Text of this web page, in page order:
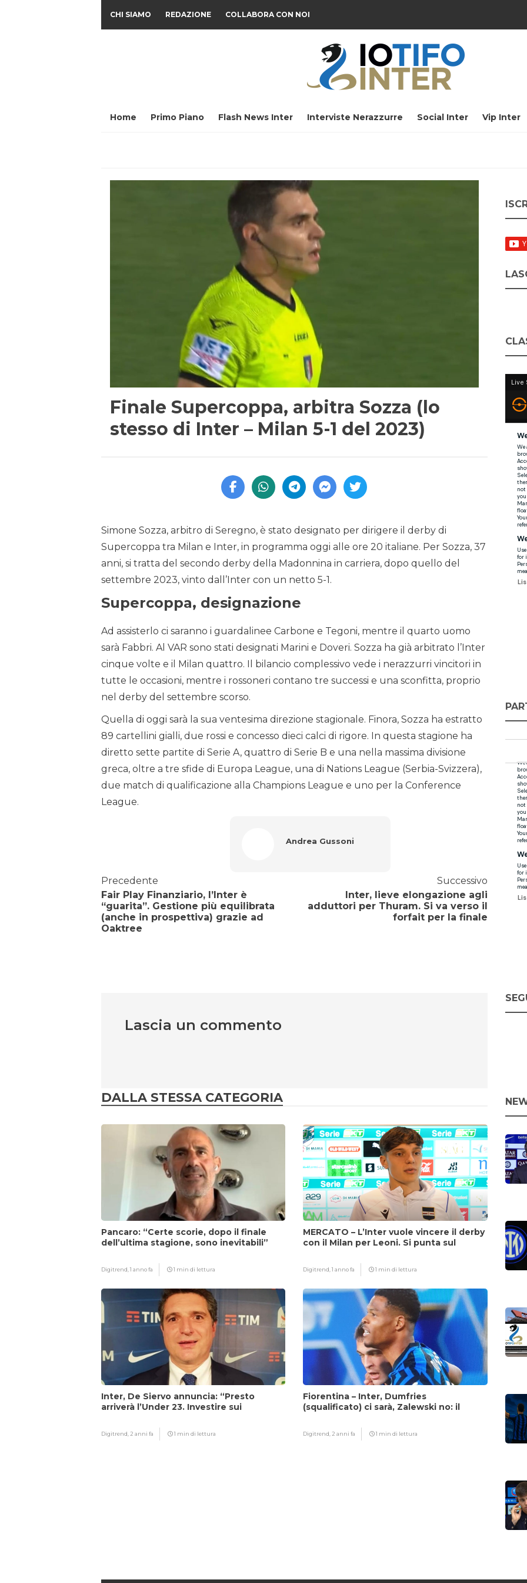
CHI SIAMO REDAZIONE COLLABORA CON NOI
Home Primo Piano Flash News Inter Interviste Nerazzurre Social Inter Vip Inter
Finale Supercoppa, arbitra Sozza (lo
stesso di Inter – Milan 5-1 del 2023)
Simone Sozza, arbitro di Seregno, è stato designato per dirigere il derby di
Supercoppa tra Milan e Inter, in programma oggi alle ore 20 italiane. Per Sozza, 37
anni, si tratta del secondo derby della Madonnina in carriera, dopo quello del
settembre 2023, vinto dall’Inter con un netto 5-1.
Supercoppa, designazione
Ad assisterlo ci saranno i guardalinee Carbone e Tegoni, mentre il quarto uomo
sarà Fabbri. Al VAR sono stati designati Marini e Doveri. Sozza ha già arbitrato l’Inter
cinque volte e il Milan quattro. Il bilancio complessivo vede i nerazzurri vincitori in
tutte le occasioni, mentre i rossoneri contano tre successi e una sconfitta, proprio
nel derby del settembre scorso.
Quella di oggi sarà la sua ventesima direzione stagionale. Finora, Sozza ha estratto
89 cartellini gialli, due rossi e concesso dieci calci di rigore. In questa stagione ha
diretto sette partite di Serie A, quattro di Serie B e una nella massima divisione
greca, oltre a tre sfide di Europa League, una di Nations League (Serbia-Svizzera),
due match di qualificazione alla Champions League e uno per la Conference
League.
Andrea Gussoni
Precedente
Fair Play Finanziario, l’Inter è
“guarita”. Gestione più equilibrata
(anche in prospettiva) grazie ad
Oaktree
Successivo
Inter, lieve elongazione agli
adduttori per Thuram. Si va verso il
forfait per la finale
Lascia un commento
DALLA STESSA CATEGORIA
Pancaro: “Certe scorie, dopo il finale
dell’ultima stagione, sono inevitabili”
Digitrend,1 anno fa 1 min di lettura
MERCATO – L’Inter vuole vincere il derby
con il Milan per Leoni. Si punta sul
Digitrend,1 anno fa 1 min di lettura
Inter, De Siervo annuncia: “Presto
arriverà l’Under 23. Investire sui
Digitrend,2 anni fa 1 min di lettura
Fiorentina – Inter, Dumfries
(squalificato) ci sarà, Zalewski no: il
Digitrend,2 anni fa 1 min di lettura